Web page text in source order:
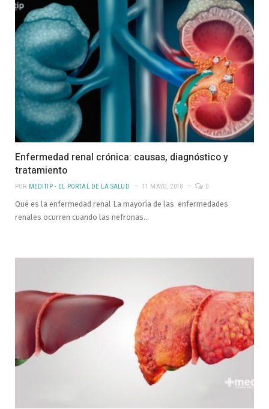
Enfermedad renal crónica: causas, diagnóstico y
tratamiento
POR MEDITIP - EL PORTAL DE LA SALUD 11 MAYO, 2018 0
Qué es la enfermedad renal La mayoría de las enfermedades
renales ocurren cuando las nefronas…